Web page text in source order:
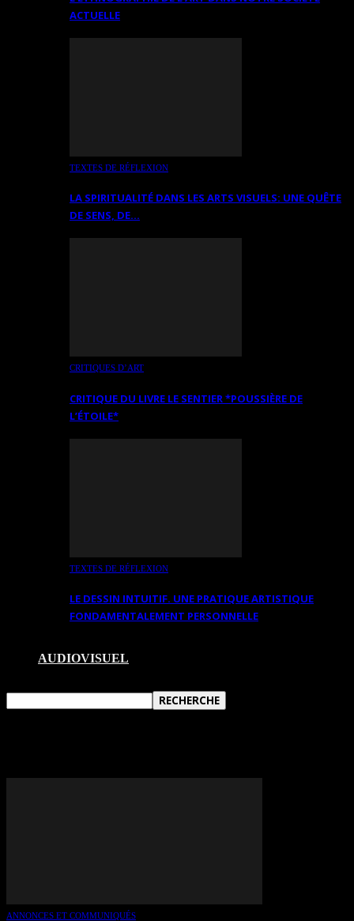
ACTUELLE
TEXTES DE RÉFLEXION
LA SPIRITUALITÉ DANS LES ARTS VISUELS: UNE QUÊTE
DE SENS, DE…
CRITIQUES D’ART
CRITIQUE DU LIVRE LE SENTIER *POUSSIÈRE DE
L’ÉTOILE*
TEXTES DE RÉFLEXION
LE DESSIN INTUITIF. UNE PRATIQUE ARTISTIQUE
FONDAMENTALEMENT PERSONNELLE
AUDIOVISUEL
ANNONCES ET COMMUNIQUÉS